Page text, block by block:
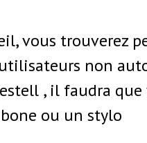
vous trouverez
non
, il faudra que
ou un stylo